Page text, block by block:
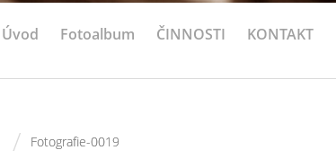
Úvod Fotoalbum ČINNOSTI KONTAKT
/ Fotografie-0019